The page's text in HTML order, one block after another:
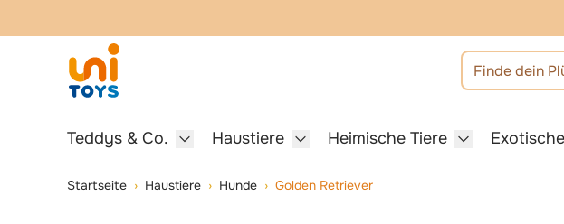
Teddys & Co. Haustiere Heimische Tiere
Startseite › Haustiere › Hunde › Golden Retriever